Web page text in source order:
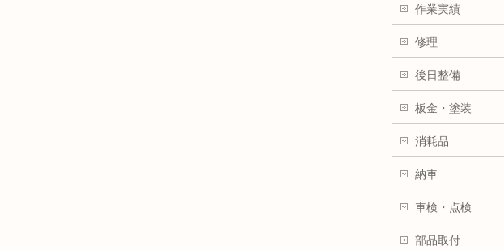
作業実績
修理
後日整備
板金・塗装
消耗品
納車
車検・点検
部品取付